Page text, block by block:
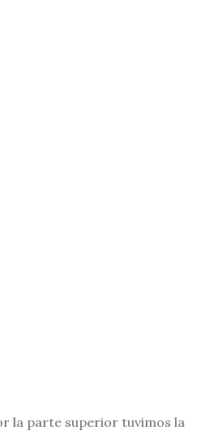
la parte superior tuvimos la